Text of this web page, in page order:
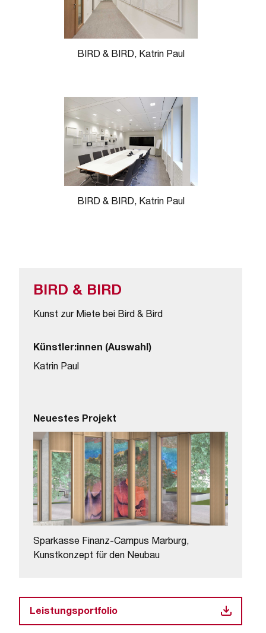
BIRD & BIRD, Katrin Paul
BIRD & BIRD, Katrin Paul
BIRD & BIRD
Kunst zur Miete bei Bird & Bird
Künstler:innen (Auswahl)
Katrin Paul
Neuestes Projekt
Sparkasse Finanz-Campus Marburg,
Kunstkonzept für den Neubau
Leistungsportfolio